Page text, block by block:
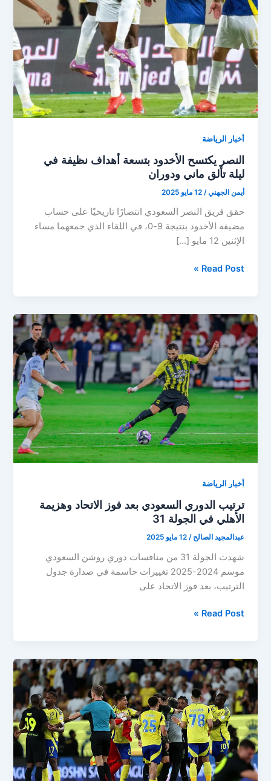
أخبار الرياضة
النصر يكتسح الأخدود بتسعة أهداف نظيفة في
ليلة تألق ماني ودوران
أيمن الجهني/12 مايو 2025
حقق فريق النصر السعودي انتصارًا تاريخيًا على حساب
مضيفه الأخدود بنتيجة 9-0، في اللقاء الذي جمعهما مساء
الإثنين 12 مايو […]
النصر
بتسعة
أهداف
نظيفة
في
ليلة
تألق
ماني
ودوران
Read Post »
أخبار الرياضة
ترتيب الدوري السعودي بعد فوز الاتحاد وهزيمة
الأهلي في الجولة 31
عبدالمجيد الصالح/12 مايو 2025
شهدت الجولة 31 من منافسات دوري روشن السعودي
موسم 2024-2025 تغييرات حاسمة في صدارة جدول
الترتيب، بعد فوز الاتحاد على
ترتيب
بعد
فوز
الاتحاد
وهزيمة
الأهلي
في
الجولة
31
Read Post »